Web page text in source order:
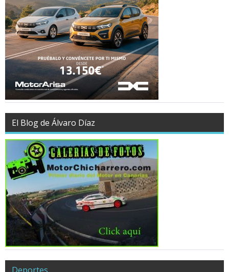
El Blog de Álvaro Díaz